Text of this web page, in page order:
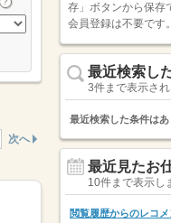
次へ
存」ボタンから保存
会員登録は不要です。
最近検索し
3件まで表示され
最近検索した条件はあ
最近見たお
10件まで表示し
閲覧履歴からのレコメ